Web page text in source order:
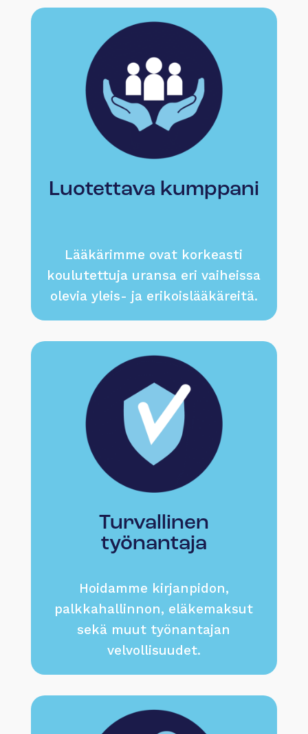
Luotettava kumppani
Lääkärimme ovat korkeasti
koulutettuja uransa eri vaiheissa
olevia yleis- ja erikoislääkäreitä.
Turvallinen
työnantaja
Hoidamme kirjanpidon,
palkkahallinnon, eläkemaksut
sekä muut työnantajan
velvollisuudet.